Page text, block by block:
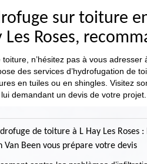
sur toiture
Roses,
n’hésitez pas à vous adresser
des services d’hydrofugation de
en tuiles ou en shingles. Visitez
demandant un devis de votre projet.
de toiture à L Hay Les Roses :
Van Been vous prépare votre devis